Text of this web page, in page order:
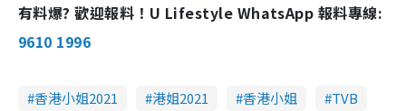
有料爆? 歡迎報料！U Lifestyle WhatsApp 報料專線:
9610 1996
香港小姐2021 港姐2021 香港小姐
TVB